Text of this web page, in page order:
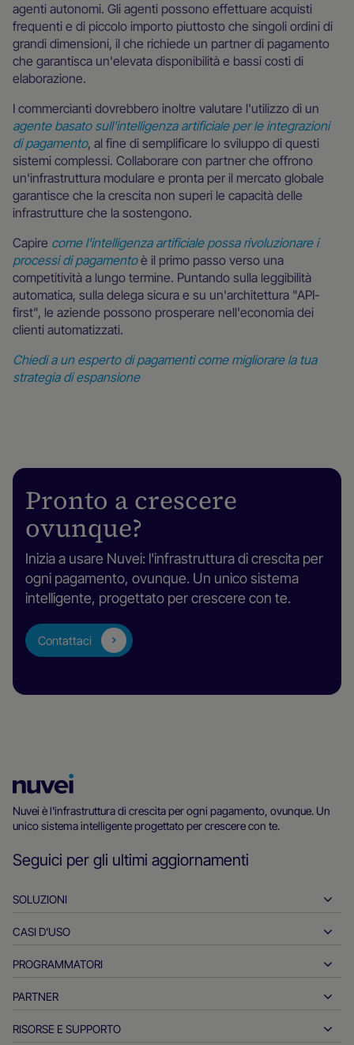
agenti autonomi. Gli agenti possono effettuare acquisti
frequenti e di piccolo importo piuttosto che singoli ordini di
grandi dimensioni, il che richiede un partner di pagamento
che garantisca un'elevata disponibilità e bassi costi di
elaborazione.
I commercianti dovrebbero inoltre valutare l'utilizzo di un
agente basato sull'intelligenza artificiale per le integrazioni
di pagamento, al fine di semplificare lo sviluppo di questi
sistemi complessi. Collaborare con partner che offrono
un'infrastruttura modulare e pronta per il mercato globale
garantisce che la crescita non superi le capacità delle
infrastrutture che la sostengono.
Capire come l'intelligenza artificiale possa rivoluzionare i
processi di pagamentoè il primo passo verso una
competitività a lungo termine. Puntando sulla leggibilità
automatica, sulla delega sicura e su un'architettura "API-
first", le aziende possono prosperare nell'economia dei
clienti automatizzati.
Chiedi a un esperto di pagamenti come migliorare la tua
strategia di espansione
Pronto a crescere
ovunque?
Inizia a usare Nuvei: l'infrastruttura di crescita per
ogni pagamento, ovunque. Un unico sistema
intelligente, progettato per crescere con te.
Contattaci
di
Nuvei
Nuvei è l'infrastruttura di crescita per ogni pagamento, ovunque. Un
unico sistema intelligente progettato per crescere con te.
Seguici per gli ultimi aggiornamenti
SOLUZIONI
Pagamenti in entrata
Pagamenti in uscita
CASI D'USO
Ospitalità
Automotive
PROGRAMMATORI
Strumenti per programmatori
Documentazione di riferimento per le API
PARTNER
Collabora con noi
RISORSE E SUPPORTO